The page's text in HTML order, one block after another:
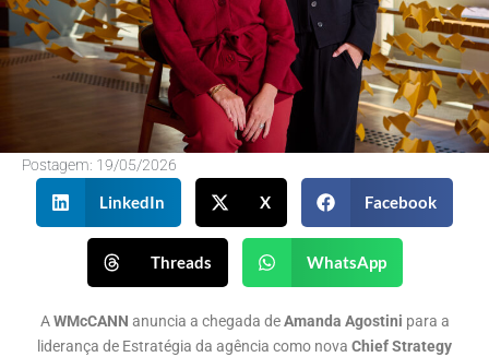
Postagem: 19/05/2026
LinkedIn X Facebook
Threads WhatsApp
AWMcCANN anuncia a chegada deAmanda Agostini para a
liderança de Estratégia da agência como nova Chief Strategy